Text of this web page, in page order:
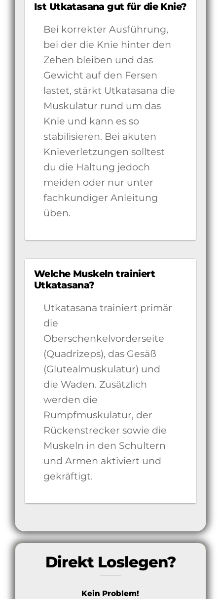
Ist Utkatasana gut für die Knie?
Bei korrekter Ausführung,
bei der die Knie hinter den
Zehen bleiben und das
Gewicht auf den Fersen
lastet, stärkt Utkatasana die
Muskulatur rund um das
Knie und kann es so
stabilisieren. Bei akuten
Knieverletzungen solltest
du die Haltung jedoch
meiden oder nur unter
fachkundiger Anleitung
üben.
Welche Muskeln trainiert
Utkatasana?
Utkatasana trainiert primär
die
Oberschenkelvorderseite
(Quadrizeps), das Gesäß
(Glutealmuskulatur) und
die Waden. Zusätzlich
werden die
Rumpfmuskulatur, der
Rückenstrecker sowie die
Muskeln in den Schultern
und Armen aktiviert und
gekräftigt.
Direkt Loslegen?
Kein Problem!